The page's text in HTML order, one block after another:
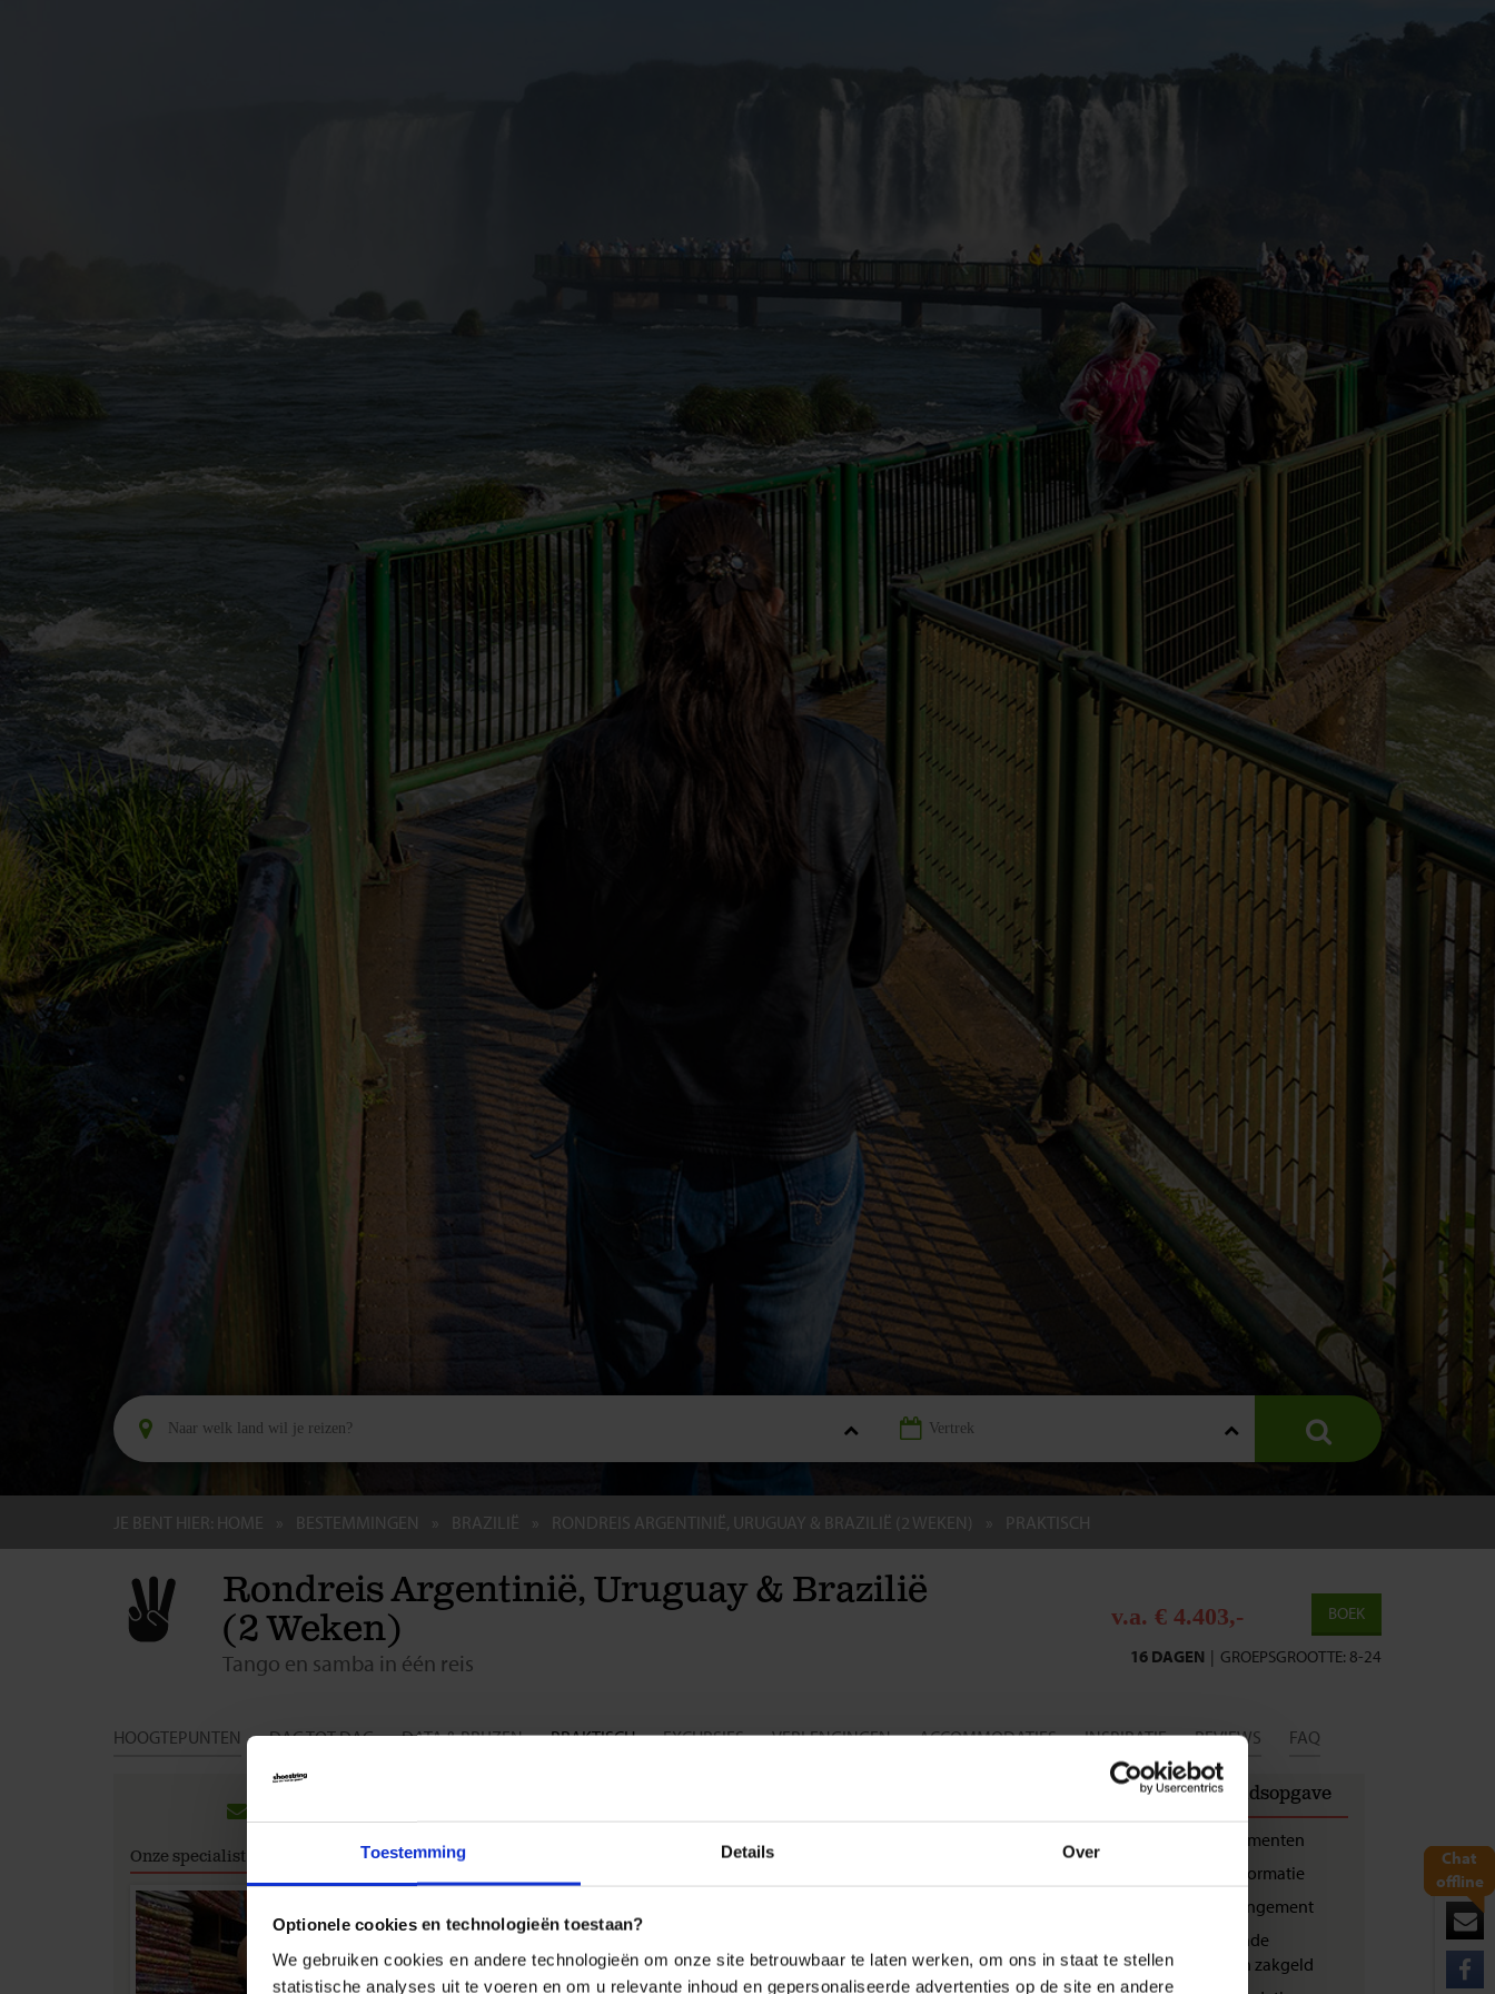
Toestemming Details Over
Optionele cookies en technologieën toestaan?
We gebruiken cookies en andere technologieën om onze site betrouwbaar te laten werken, om ons in staat te stellen
statistische analyses uit te voeren en om u relevante inhoud en gepersonaliseerde advertenties op de site en andere
Chat
offline
JE BENT HIER: HOME BESTEMMINGEN BRAZILIË RONDREIS ARGENTINIË, URUGUAY & BRAZILIË (2 WEKEN) PRAKTISCH
Rondreis Argentinië, Uruguay & Brazilië
(2 Weken)
Tango en samba in één reis
BOEK
v.a. € 4.403,-
GROEPSGROOTTE: 8-24
|
16 DAGEN
HOOGTEPUNTEN DAG TOT DAG DATA & PRIJZEN PRAKTISCH EXCURSIES VERLENGINGEN ACCOMMODATIES INSPIRATIE REVIEWS FAQ
Onze specialist
8,1
Reisdocumenten
Internationaal paspoort:
Wij adviseren je om op reis te gaan met een internationaal paspoort dat bij terugkeer van je
reis nog minimaal zes maanden geldig is. Voor Argentinië en Uruguay moet je paspoort
beschikken over tenminste 1 lege visumpagina. Voor Brazilië moet je paspoort beschikken
over tenminste 2 lege visumpagina's tegenover elkaar.
Inhoudsopgave
Reisdocumenten
Vluchtinformatie
Landarrangement
Bijkomende
kosten en zakgeld